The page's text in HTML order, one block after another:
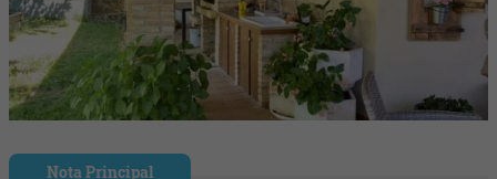
Nota Principal